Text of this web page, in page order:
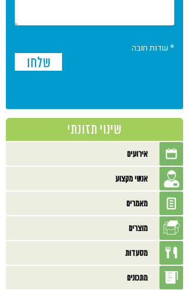
* שדות חובה
שינוי תזונתי
אירועים
אנשי מקצוע
מאמרים
מוצרים
מסעדות
מתכונים